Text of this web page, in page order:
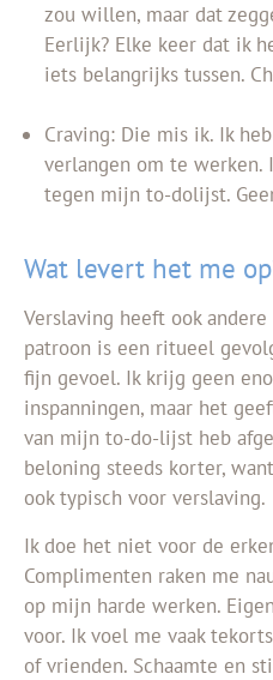
zou willen, maar dat
Eerlijk? Elke keer dat ik
iets belangrijks tussen.
Craving: Die mis ik. Ik
verlangen om te werken.
tegen mijn to-dolijst.
Wat levert het me
Verslaving heeft ook
patroon is een ritueel
fijn gevoel. Ik krijg geen
inspanningen, maar het
van mijn to-do-lijst heb
beloning steeds korter,
ook typisch voor verslaving.
Ik doe het niet voor de
Complimenten raken me
op mijn harde werken.
voor. Ik voel me vaak
of vrienden. Schaamte en